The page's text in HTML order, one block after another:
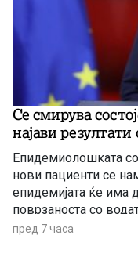
Се смирува
најави
Епидемиолошката
нови пациенти се
епидемијата ќе има
поврзаноста со
пред 7 часа